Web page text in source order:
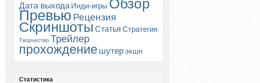
Дата выхода Инди-игры Обзор
Превью Рецензия
Скриншоты Статья Стратегия
Творчество Трейлер
прохождение шутерэкшн
Статистика